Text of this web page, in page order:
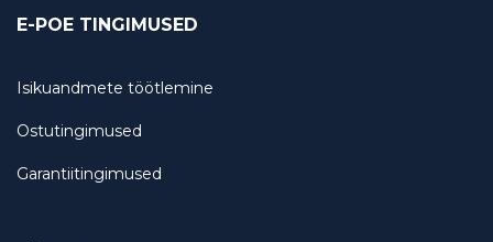
E-POE TINGIMUSED
Isikuandmete töötlemine
Ostutingimused
Garantiitingimused